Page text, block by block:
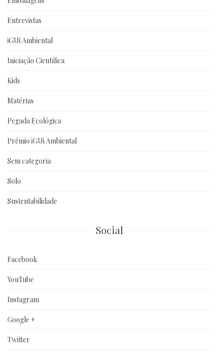
Entrevistas
iGUi Ambiental
Iniciação Científica
Kids
Matérias
Pegada Ecológica
Prêmio iGUi Ambiental
Sem categoria
Solo
Sustentabilidade
Social
Facebook
YouTube
Instagram
Google +
Twitter